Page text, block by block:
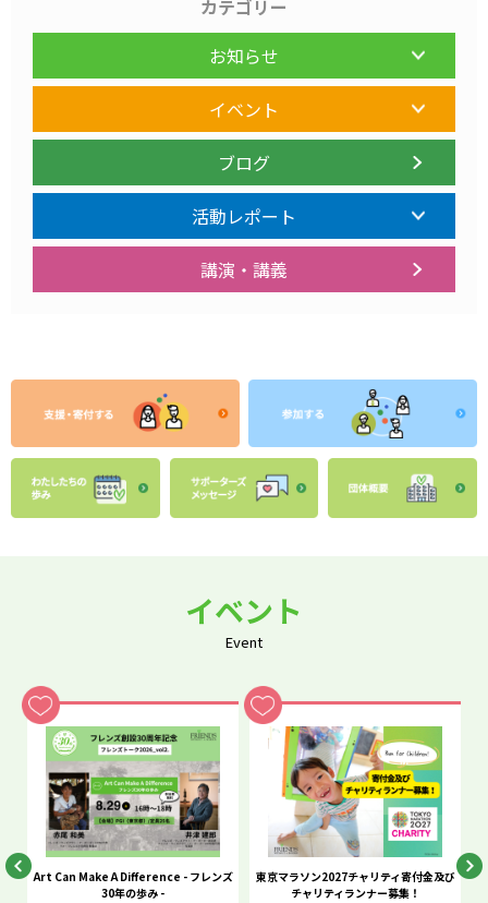
カテゴリー
お知らせ
イベント
ブログ
活動レポート
講演・講義
イベント
Event
Art Can Make A Difference - フレンズ
30年の歩み -
東京マラソン2027チャリティ寄付金及び
チャリティランナー募集！